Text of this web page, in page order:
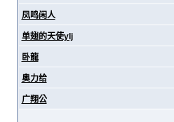
凤鸣闲人
单翅的天使ylj
卧龍
奥力给
广翔公